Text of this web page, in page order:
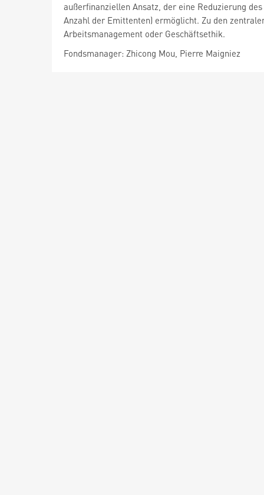
außerfinanziellen Ansatz, der eine Reduzierung
Anzahl der Emittenten) ermöglicht. Zu den
Arbeitsmanagement oder Geschäftsethik.
Fondsmanager: Zhicong Mou, Pierre Maigniez